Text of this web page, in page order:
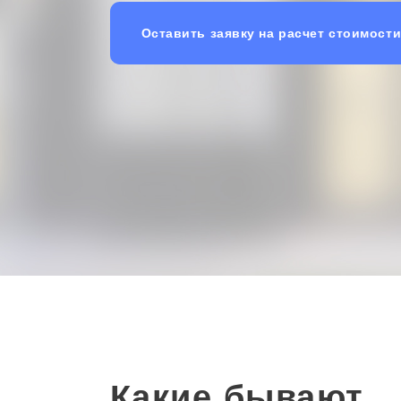
Оставить заявку на расчет стоимости